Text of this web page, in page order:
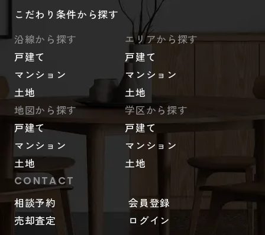
こだわり条件から探す
沿線から探す
戸建て
マンション
土地
エリアから探す
戸建て
マンション
土地
地図から探す
戸建て
マンション
土地
学区から探す
戸建て
マンション
土地
CONTACT
相談予約
会員登録
売却査定
ログイン